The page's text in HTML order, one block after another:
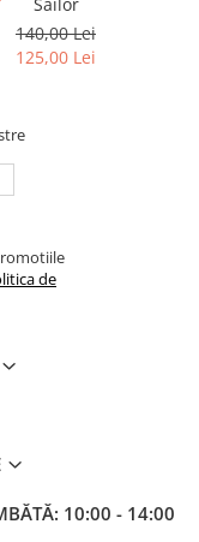
140,00 Lei
125,00 Lei
de
10:00 - 14:00